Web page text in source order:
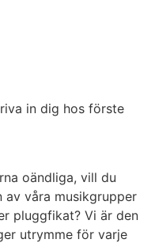
in dig hos förste
oändliga, vill du
av våra musikgrupper
pluggfikat? Vi är den
utrymme för varje